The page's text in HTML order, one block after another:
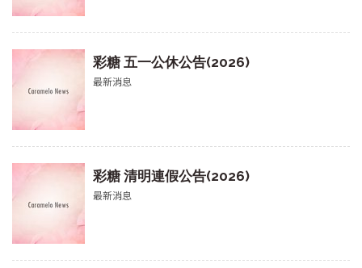
彩糖 五一公休公告(2026)
最新消息
彩糖 清明連假公告(2026)
最新消息